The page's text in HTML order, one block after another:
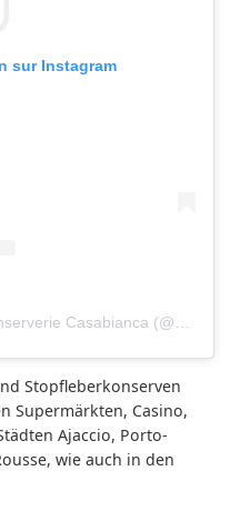
sur Instagram
Stopfleberkonserven
Supermärkten, Casino,
Ajaccio, Porto-
wie auch in den